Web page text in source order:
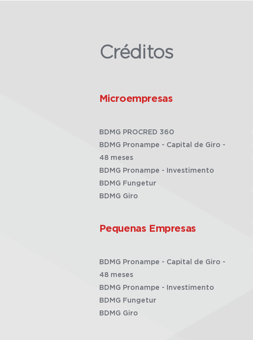
Créditos
Microempresas
BDMG PROCRED 360
BDMG Pronampe - Capital de Giro -
48 meses
BDMG Pronampe - Investimento
BDMG Fungetur
BDMG Giro
Pequenas Empresas
BDMG Pronampe - Capital de Giro -
48 meses
BDMG Pronampe - Investimento
BDMG Fungetur
BDMG Giro